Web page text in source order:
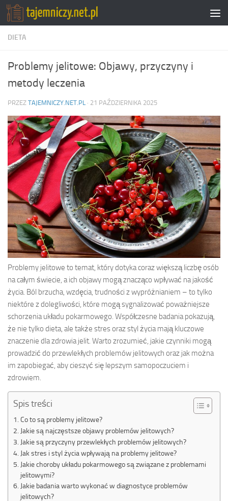
Przejdź do treści
DIETA
Problemy jelitowe: Objawy, przyczyny i
metody leczenia
PRZEZ TAJEMNICZY.NET.PL · 21 PAŹDZIERNIKA 2025
Problemy jelitowe to temat, który dotyka coraz większą liczbę osób
na całym świecie, a ich objawy mogą znacząco wpływać na jakość
życia. Ból brzucha, wzdęcia, trudności z wypróżnianiem – to tylko
niektóre z dolegliwości, które mogą sygnalizować poważniejsze
schorzenia układu pokarmowego. Współczesne badania pokazują,
że nie tylko dieta, ale także stres oraz styl życia mają kluczowe
znaczenie dla zdrowia jelit. Warto zrozumieć, jakie czynniki mogą
prowadzić do przewlekłych problemów jelitowych oraz jak można
im zapobiegać, aby cieszyć się lepszym samopoczuciem i
zdrowiem.
Spis treści
Co to są problemy jelitowe?
Jakie są najczęstsze objawy problemów jelitowych?
Jakie są przyczyny przewlekłych problemów jelitowych?
Jak stres i styl życia wpływają na problemy jelitowe?
Jakie choroby układu pokarmowego są związane z problemami
jelitowymi?
Jakie badania warto wykonać w diagnostyce problemów
jelitowych?